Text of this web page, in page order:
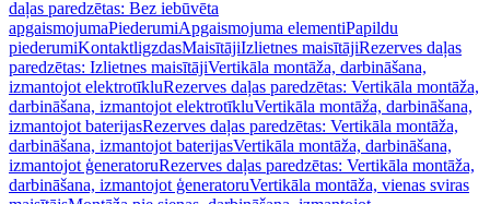
daļas paredzētas: Bez iebūvēta
apgaismojumaPiederumiApgaismojuma elementiPapildu
piederumiKontaktligzdasMaisītājiIzlietnes maisītājiRezerves daļas
paredzētas: Izlietnes maisītājiVertikāla montāža, darbināšana,
izmantojot elektrotīkluRezerves daļas paredzētas: Vertikāla montāža,
darbināšana, izmantojot elektrotīkluVertikāla montāža, darbināšana,
izmantojot baterijasRezerves daļas paredzētas: Vertikāla montāža,
darbināšana, izmantojot baterijasVertikāla montāža, darbināšana,
izmantojot ģeneratoruRezerves daļas paredzētas: Vertikāla montāža,
darbināšana, izmantojot ģeneratoruVertikāla montāža, vienas sviras